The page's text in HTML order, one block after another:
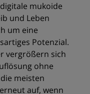
mukoide
und Leben
um eine
Potenzial.
vergrößern sich
ohne
meisten
auf, wenn